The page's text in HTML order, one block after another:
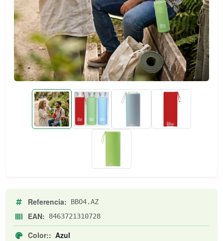
Referencia: BBO4.AZ
EAN: 8463721310728
Color:: Azul